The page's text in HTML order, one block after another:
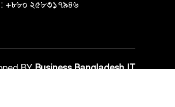
+৮৮০ ২৫৮৩১৭৯৪৬
BYBusiness Bangladesh IT